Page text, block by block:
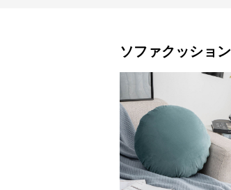
ソファクッション